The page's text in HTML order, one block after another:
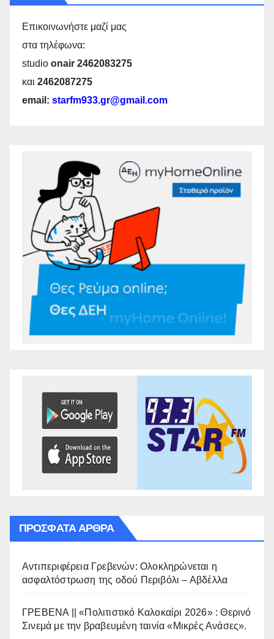
Επικοινωνήστε μαζί μας
στα τηλέφωνα:
studio onair 2462083275
και 2462087275
email: starfm933.gr@gmail.com
ΠΡΌΣΦΑΤΑ ΆΡΘΡΑ
Αντιπεριφέρεια Γρεβενών: Ολοκληρώνεται η
ασφαλτόστρωση της οδού Περιβόλι – Αβδέλλα
ΓΡΕΒΕΝΑ || «Πολιτιστικό Καλοκαίρι 2026» : Θερινό
Σινεμά με την βραβευμένη ταινία «Μικρές Ανάσες».